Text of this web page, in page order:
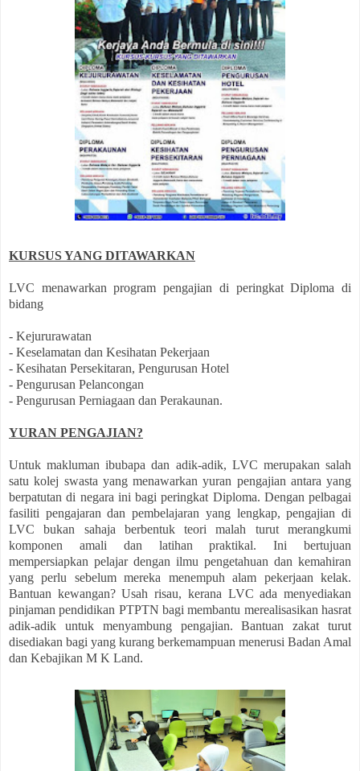
KURSUS YANG DITAWARKAN
LVC menawarkan program pengajian di peringkat Diploma di
bidang
- Kejururawatan
- Keselamatan dan Kesihatan Pekerjaan
- Kesihatan Persekitaran, Pengurusan Hotel
- Pengurusan Pelancongan
- Pengurusan Perniagaan dan Perakaunan.
YURAN PENGAJIAN?
Untuk makluman ibubapa dan adik-adik, LVC merupakan salah
satu kolej swasta yang menawarkanyuran pengajian antara yang
berpatutan di negara ini bagi peringkat Diploma. Dengan pelbagai
fasiliti pengajaran dan pembelajaran yang lengkap, pengajian di
LVC bukan sahaja berbentuk teori malah turut merangkumi
komponen amali dan latihan praktikal. Ini bertujuan
mempersiapkan pelajar dengan ilmu pengetahuan dan kemahiran
yang perlu sebelum mereka menempuh alam pekerjaan kelak.
Bantuan kewangan? Usah risau, kerana LVC ada menyediakan
pinjaman pendidikan PTPTN bagi membantu merealisasikan hasrat
adik-adik untuk menyambung pengajian. Bantuan zakat turut
disediakan bagi yang kurang berkemampuan menerusi Badan Amal
dan Kebajikan M K Land.